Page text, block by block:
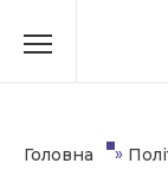
до
Головна »